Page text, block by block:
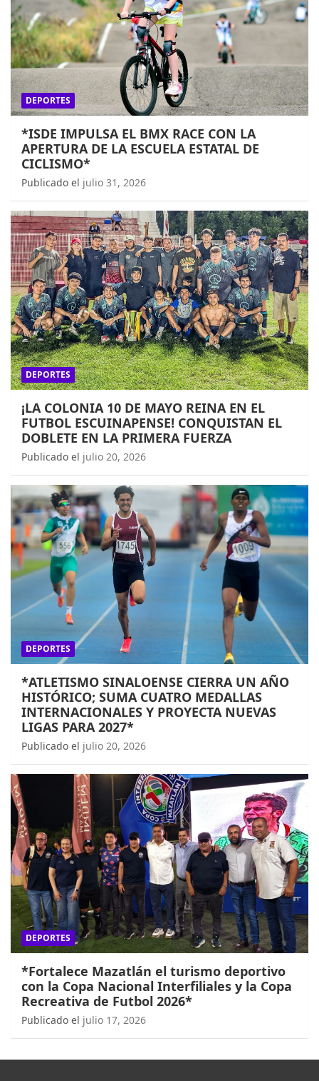
DEPORTES
*ISDE IMPULSA EL BMX RACE CON LA
APERTURA DE LA ESCUELA ESTATAL DE
CICLISMO*
Publicado el julio 31, 2026
DEPORTES
¡LA COLONIA 10 DE MAYO REINA EN EL
FUTBOL ESCUINAPENSE! CONQUISTAN EL
DOBLETE EN LA PRIMERA FUERZA
Publicado el julio 20, 2026
DEPORTES
*ATLETISMO SINALOENSE CIERRA UN AÑO
HISTÓRICO; SUMA CUATRO MEDALLAS
INTERNACIONALES Y PROYECTA NUEVAS
LIGAS PARA 2027*
Publicado el julio 20, 2026
DEPORTES
*Fortalece Mazatlán el turismo deportivo
con la Copa Nacional Interfiliales y la Copa
Recreativa de Futbol 2026*
Publicado el julio 17, 2026